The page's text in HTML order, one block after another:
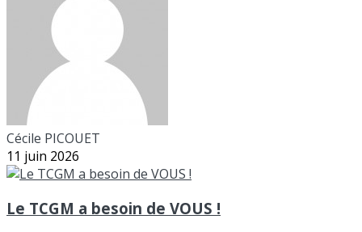
Cécile PICOUET
11 juin 2026
Le TCGM a besoin de VOUS !